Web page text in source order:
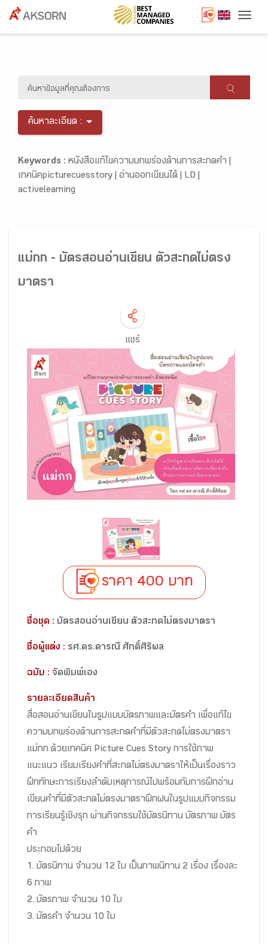
ค้นหาละเอียด :
Keywords : หนังสือแก้ไขความบกพร่องด้านการสะกดคำ |
เทคนิคpicturecuesstory | อ่านออกเขียนได้ | LD |
activelearning
แม่กก - บัตรสอนอ่านเขียน ตัวสะกดไม่ตรง
มาตรา
แชร์
ราคา 400 บาท
ชื่อชุด : บัตรสอนอ่านเขียน ตัวสะกดไม่ตรงมาตรา
ชื่อผู้แต่ง : รศ.ดร.ดารณี ศักดิ์ศิริผล
ฉบับ : จัดพิมพ์เอง
รายละเอียดสินค้า
สื่อสอนอ่านเขียนในรูปแบบบัตรภาพและบัตรคำ เพื่อแก้ไข
ความบกพร่องด้านการสะกดคำที่มีตัวสะกดไม่ตรงมาตรา
แม่กก ด้วยเทคนิค Picture Cues Story การใช้ภาพ
แนะแนว เรียบเรียงคำที่สะกดไม่ตรงมาตราให้เป็นเรื่องราว
ฝึกทักษะการเรียงลำดับเหตุการณ์ไปพร้อมกับการฝึกอ่าน
เขียนคำที่มีตัวสะกดไม่ตรงมาตราฝึกฝนในรูปแบบกิจกรรม
การเรียนรู้เชิงรุก ผ่านกิจกรรมใช้บัตรนิทาน บัตรภาพ บัตร
คำ
ประกอบไปด้วย
1. บัตรนิทาน จำนวน 12 ใบ เป็นภาพนิทาน 2 เรื่อง เรื่องละ
6 ภาพ
2. บัตรภาพ จำนวน 10 ใบ
3. บัตรคำ จำนวน 10 ใบ